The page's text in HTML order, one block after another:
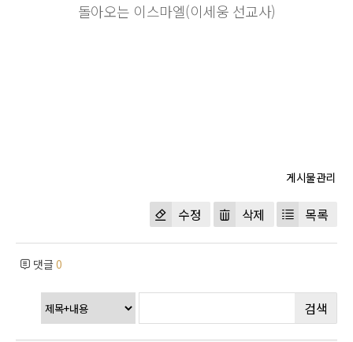
돌아오는 이스마엘(이세웅 선교사)
수정 삭제 목록
댓글0
검색